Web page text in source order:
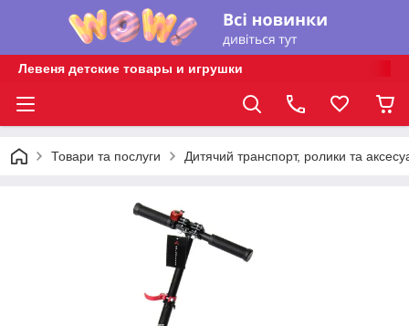
Левеня детские товары и игрушки
Товари та послуги Дитячий транспорт, ролики та